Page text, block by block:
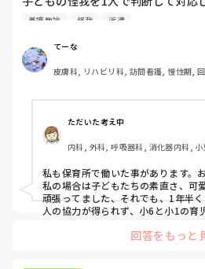
時々親御さんからのクレームもある
小学校の派遣看護師なのですが、
在で、私が代理をするのでドキドキ
担任の先生や上の先生方に相談しな
養護教諭 怪我 派遣
てーな
皮膚科, リハビリ科, 訪問看護, 慢性期,
ただいた考え中
内科, 外科, 呼吸器科, 消化器内科,
私も保育所で働いた事があります。
私の場合は子どもたちの素直さ、可
頑張ってました、それでも、1年半
人の協力が得られず、小6と小1の育
ベテランの先生に相談すると良いと
回答をもっと